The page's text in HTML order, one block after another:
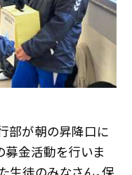
部が朝の昇降口に
募金活動を行いま